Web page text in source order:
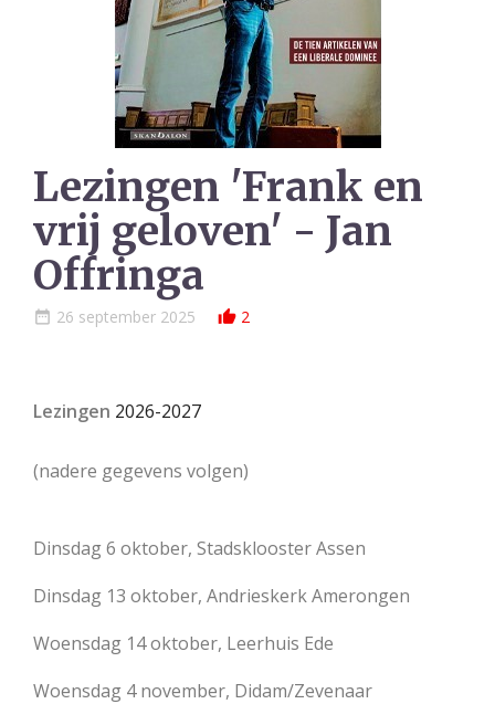
Lezingen 'Frank en
vrij geloven' - Jan
Offringa
date_range 26 september 2025 thumb_up_alt
2
Lezingen 2026-2027
(nadere gegevens volgen)
Dinsdag 6 oktober, Stadsklooster Assen
Dinsdag 13 oktober, Andrieskerk Amerongen
Woensdag 14 oktober, Leerhuis Ede
Woensdag 4 november, Didam/Zevenaar